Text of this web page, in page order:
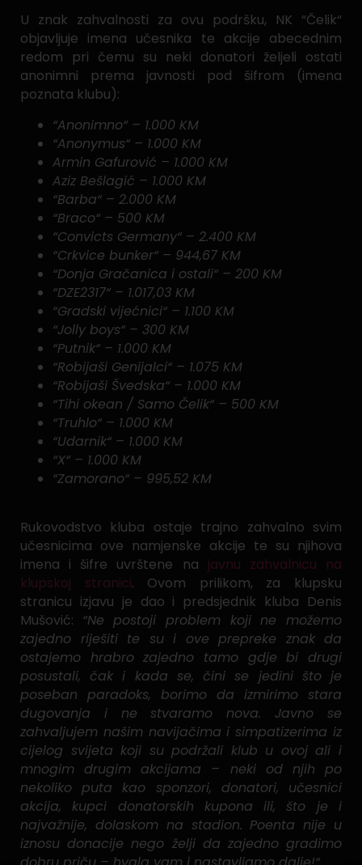
U znak zahvalnosti za ovu podršku, NK “Čelik“
objavljuje imena učesnika te akcije abecednim
redom pri čemu su neki donatori željeli ostati
anonimni prema javnosti pod šifrom (imena
poznata klubu):
“Anonimno“ – 1.000 KM
“Anonymus“ – 1.000 KM
Armin Gafurović – 1.000 KM
Aziz Bešlagić – 1.000 KM
“Barba“ – 2.000 KM
“Braco“ – 500 KM
“Convicts Germany“ – 2.400 KM
“Crkvice bunker“ – 944,67 KM
“Donja Gračanica i ostali“ – 200 KM
“DZE2317“ – 1.017,03 KM
“Gradski vijećnici“ – 1.100 KM
“Jolly boys“ – 300 KM
“Putnik“ – 1.000 KM
“Robijaši Genijalci“ – 1.075 KM
“Robijaši Švedska“ – 1.000 KM
“Tihi okean / Samo Čelik“ – 500 KM
“Truhlo“ – 1.000 KM
“Udarnik“ – 1.000 KM
“X“ – 1.000 KM
“Zamorano“ – 995,52 KM
Rukovodstvo kluba ostaje trajno zahvalno svim
učesnicima ove namjenske akcije te su njihova
imena i šifre uvrštene na javnu zahvalnicu na
klupskoj stranici. Ovom prilikom, za klupsku
stranicu izjavu je dao i predsjednik kluba Denis
Mušović: “Ne postoji problem koji ne možemo
zajedno riješiti te su i ove prepreke znak da
ostajemo hrabro zajedno tamo gdje bi drugi
posustali, čak i kada se, čini se jedini što je
poseban paradoks, borimo da izmirimo stara
dugovanja i ne stvaramo nova. Javno se
zahvaljujem našim navijačima i simpatizerima iz
cijelog svijeta koji su podržali klub u ovoj ali i
mnogim drugim akcijama – neki od njih po
nekoliko puta kao sponzori, donatori, učesnici
akcija, kupci donatorskih kupona ili, što je i
najvažnije, dolaskom na stadion. Poenta nije u
iznosu donacije nego želji da zajedno gradimo